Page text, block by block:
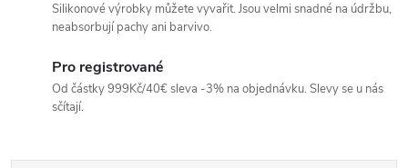
Silikonové výrobky můžete vyvařit. Jsou velmi snadné na údržbu,
neabsorbují pachy ani barvivo.
Pro registrované
Od částky 999Kč/40€ sleva -3% na objednávku. Slevy se u nás
sčítají.